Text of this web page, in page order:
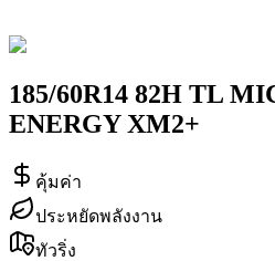
185/60R14 82H TL
ENERGY XM2+
คุ้มค่า
ประหยัดพลังงาน
ทัวริ่ง